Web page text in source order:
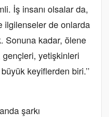
İş insanı olsalar da,
ilgilenseler de onlarda
Sonuna kadar, ölene
gençleri, yetişkinleri
keyiflerden biri.’’
şarkı